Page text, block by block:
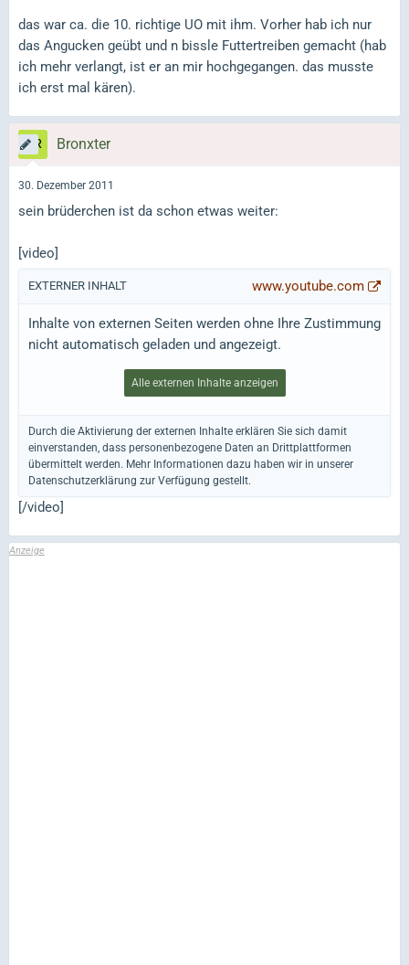
das war ca. die 10. richtige UO mit ihm. Vorher hab ich nur
das Angucken geübt und n bissle Futtertreiben gemacht (hab
ich mehr verlangt, ist er an mir hochgegangen. das musste
ich erst mal kären).
Bronxter
30. Dezember 2011
sein brüderchen ist da schon etwas weiter:
[video]
EXTERNER INHALT www.youtube.com
Inhalte von externen Seiten werden ohne Ihre Zustimmung
nicht automatisch geladen und angezeigt.
Alle externen Inhalte anzeigen
Durch die Aktivierung der externen Inhalte erklären Sie sich damit
einverstanden, dass personenbezogene Daten an Drittplattformen
übermittelt werden. Mehr Informationen dazu haben wir in unserer
Datenschutzerklärung zur Verfügung gestellt.
[/video]